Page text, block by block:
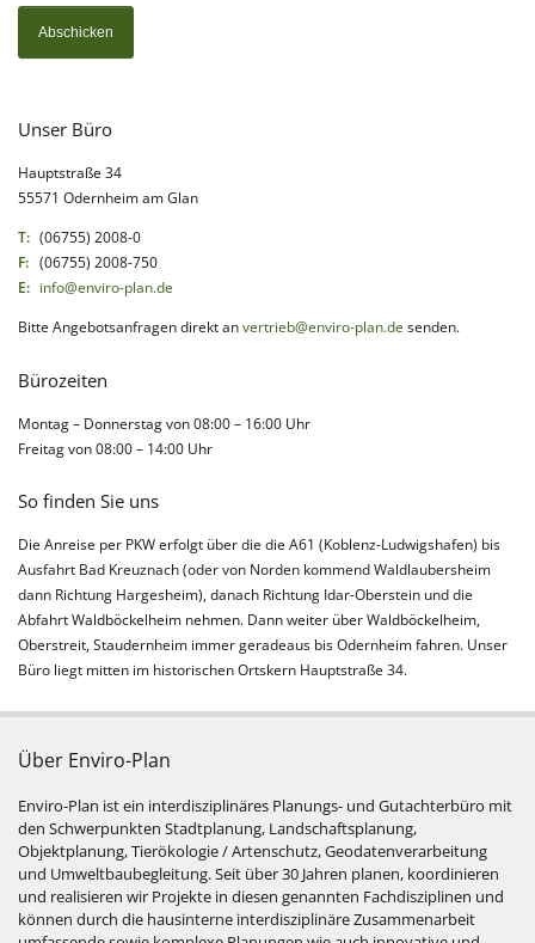
Abschicken
Unser Büro
Hauptstraße 34
55571 Odernheim am Glan
T: (06755) 2008-0
F: (06755) 2008-750
E: info@enviro-plan.de
Bitte Angebotsanfragen direkt anvertrieb@enviro-plan.de senden.
Bürozeiten
Montag – Donnerstag von 08:00 – 16:00 Uhr
Freitag von 08:00 – 14:00 Uhr
So finden Sie uns
Die Anreise per PKW erfolgt über die die A61 (Koblenz-Ludwigshafen) bis
Ausfahrt Bad Kreuznach (oder von Norden kommend Waldlaubersheim
dann Richtung Hargesheim), danach Richtung Idar-Oberstein und die
Abfahrt Waldböckelheim nehmen. Dann weiter über Waldböckelheim,
Oberstreit, Staudernheim immer geradeaus bis Odernheim fahren. Unser
Büro liegt mitten im historischen Ortskern Hauptstraße 34.
Über Enviro-Plan
Enviro-Plan ist ein interdisziplinäres Planungs- und Gutachterbüro mit
den Schwerpunkten Stadtplanung, Landschaftsplanung,
Objektplanung, Tierökologie / Artenschutz, Geodatenverarbeitung
und Umweltbaubegleitung. Seit über 30 Jahren planen, koordinieren
und realisieren wir Projekte in diesen genannten Fachdisziplinen und
können durch die hausinterne interdisziplinäre Zusammenarbeit